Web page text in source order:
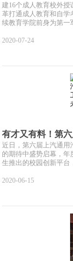
建16个成人教育校外
革打通成人教育和自学
续教育学院前身为第一
2020-07-24
有才又有料！第
近日，第六届上汽通用
的期待中盛势启幕，年
生推出的校园创新平台
2020-06-15